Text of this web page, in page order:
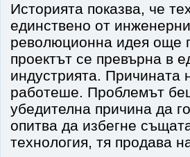
Историята показва, че
единствено от
революционна идея още
проектът се превърна в
индустрията. Причината
работеше. Проблемът
убедителна причина да
опитва да избегне
технология, тя продава